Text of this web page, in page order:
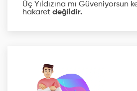
Üç Yıldızına mı Güveniyorsun
hakaret değildir.